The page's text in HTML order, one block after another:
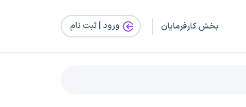
بخش کارفرمایان ورود | ثبت‌ نام